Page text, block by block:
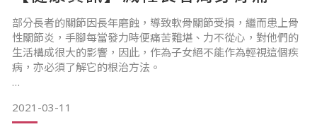
部分長者的關節因長年磨蝕，導致軟骨關節受損，繼而患上骨
性關節炎，手腳每當發力時便痛苦難堪、力不從心，對他們的
生活構成很大的影響，因此，作為子女絕不能作為輕視這個疾
病，亦必須了解它的根治方法。
節的重量負荷，以舒緩發炎的情況。首先，患者要保持理想的
體重，超重者要著手減肥；其次，穿著鞋底較厚的避震鞋或運
2021-03-11